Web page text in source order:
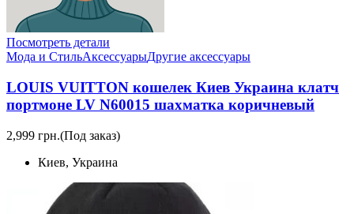
Посмотреть детали
Мода и СтильАксессуарыДругие аксессуары
LOUIS VUITTON кошелек Киев Украина клатч
портмоне LV N60015 шахматка коричневый
2,999 грн.(Под заказ)
Киев, Украина